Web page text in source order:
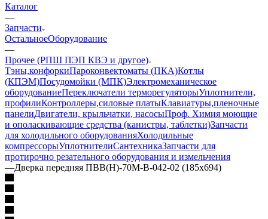
Каталог
—
Запчасти
ОстальноеОборудование
—
Прочее (РПШ ПЭП КВЭ и другое)
Тэны,конфоркиПароконвектоматы (ПКА)Котлы
(КПЭМ)Посудомойки (МПК)Электромеханическое
оборудованиеПереключатели терморегуляторыУплотнители,
профилиКонтроллеры,силовые платыКлавиатуры,пленочные
панелиДвигатели, крыльчатки, насосыПроф. Химия моющие
и ополаскивающие средства (канистры, таблетки)Запчасти
для холодильного оборудованияХолодильные
компрессорыУплотнителиСантехникаЗапчасти для
протирочно резательного оборудования и измельчения
—Дверка передняя ПВВ(Н)-70М-В-042-02 (185х694)